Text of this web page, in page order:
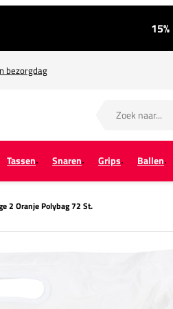
bezorgdag
Tassen Snaren Grips Ballen
2 Oranje Polybag 72 St.